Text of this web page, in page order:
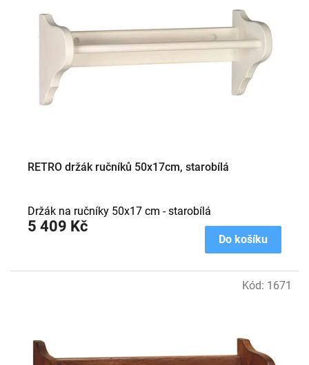
RETRO držák ručníků 50x17cm, starobílá
5 409 Kč
Do košíku
Držák na ručníky 50x17 cm - starobílá
Kód: 1671